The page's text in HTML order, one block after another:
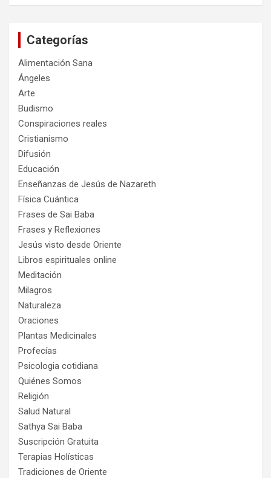
Categorías
Alimentación Sana
Ángeles
Arte
Budismo
Conspiraciones reales
Cristianismo
Difusión
Educación
Enseñanzas de Jesús de Nazareth
Física Cuántica
Frases de Sai Baba
Frases y Reflexiones
Jesús visto desde Oriente
Libros espirituales online
Meditación
Milagros
Naturaleza
Oraciones
Plantas Medicinales
Profecías
Psicologia cotidiana
Quiénes Somos
Religión
Salud Natural
Sathya Sai Baba
Suscripción Gratuita
Terapias Holísticas
Tradiciones de Oriente